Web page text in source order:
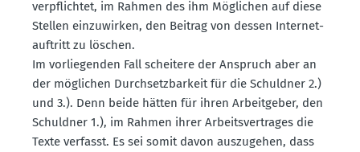
verpflichtet, im Rahmen des ihm Möglichen auf diese
Stellen einzu­wirken, den Beitrag von dessen Inter­net­
auf­tritt zu löschen.
Im vorlie­genden Fall scheitere der Anspruch aber an
der möglichen Durch­setz­barkeit für die Schuldner 2.)
und 3.). Denn beide hätten für ihren Arbeit­geber, den
Schuldner 1.), im Rahmen ihrer Arbeits­ver­trages die
Texte verfasst. Es sei somit davon auszu­gehen, dass